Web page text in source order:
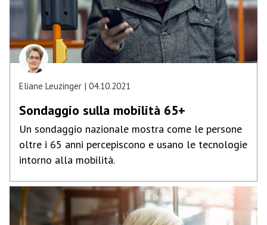
Eliane Leuzinger 04.10.2021
Sondaggio sulla mobilità 65+
Un sondaggio nazionale mostra come le persone
oltre i 65 anni percepiscono e usano le tecnologie
intorno alla mobilità.